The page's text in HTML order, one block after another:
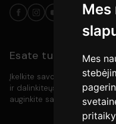
Mes
Mes
Esate turinio
Įkelkite savo video turinį į
ir dalinkiteųs savo kūryba
auginkite savo